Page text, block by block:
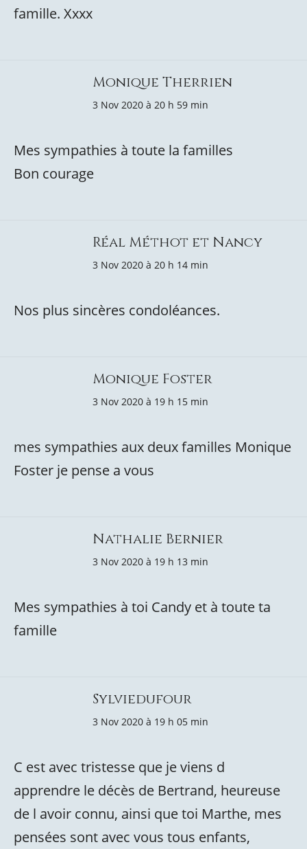
famille. Xxxx
Monique Therrien
3 Nov 2020 à 20 h 59 min
Mes sympathies à toute la familles
Bon courage
Réal Méthot et Nancy
3 Nov 2020 à 20 h 14 min
Nos plus sincères condoléances.
Monique Foster
3 Nov 2020 à 19 h 15 min
mes sympathies aux deux familles Monique
Foster je pense a vous
Nathalie Bernier
3 Nov 2020 à 19 h 13 min
Mes sympathies à toi Candy et à toute ta
famille
Sylviedufour
3 Nov 2020 à 19 h 05 min
C est avec tristesse que je viens d
apprendre le décès de Bertrand, heureuse
de l avoir connu, ainsi que toi Marthe, mes
pensées sont avec vous tous enfants,